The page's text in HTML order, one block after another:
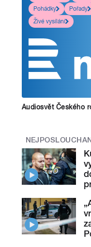
Pohádky
Pořady
Živé vysílání
Audiosvět Českého